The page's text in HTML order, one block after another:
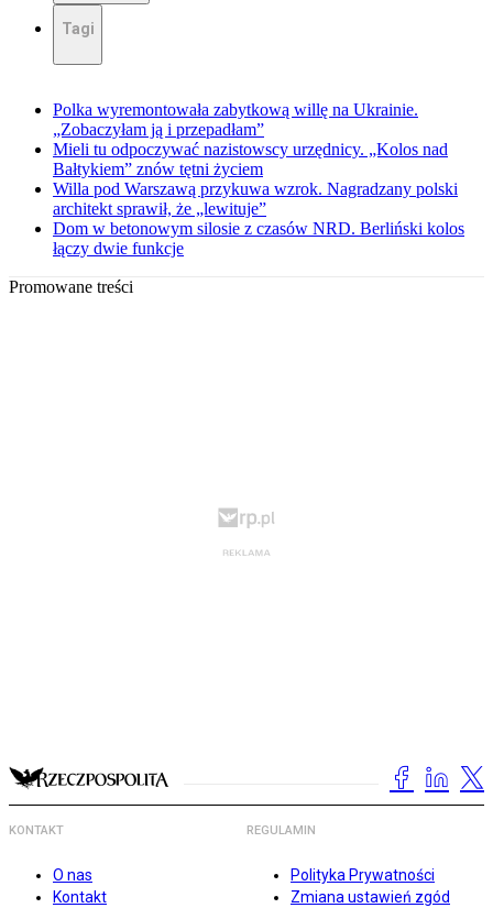
Tagi
Polka wyremontowała zabytkową willę na Ukrainie.
„Zobaczyłam ją i przepadłam”
Mieli tu odpoczywać nazistowscy urzędnicy. „Kolos nad
Bałtykiem” znów tętni życiem
Willa pod Warszawą przykuwa wzrok. Nagradzany polski
architekt sprawił, że „lewituje”
Dom w betonowym silosie z czasów NRD. Berliński kolos
łączy dwie funkcje
Promowane treści
KONTAKT
O nas
Kontakt
REGULAMIN
Polityka Prywatności
Zmiana ustawień zgód